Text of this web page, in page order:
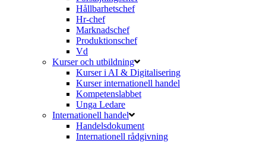
Hållbarhetschef
Hr-chef
Marknadschef
Produktionschef
Vd
Kurser och utbildning
Kurser i AI & Digitalisering
Kurser internationell handel
Kompetenslabbet
Unga Ledare
Internationell handel
Handelsdokument
Internationell rådgivning